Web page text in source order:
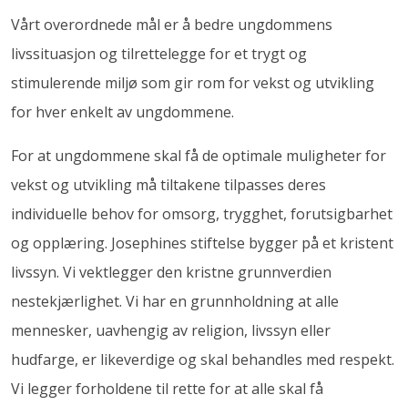
Vårt overordnede mål er å bedre ungdommens
livssituasjon og tilrettelegge for et trygt og
stimulerende miljø som gir rom for vekst og utvikling
for hver enkelt av ungdommene.
For at ungdommene skal få de optimale muligheter for
vekst og utvikling må tiltakene tilpasses deres
individuelle behov for omsorg, trygghet, forutsigbarhet
og opplæring. Josephines stiftelse bygger på et kristent
livssyn. Vi vektlegger den kristne grunnverdien
nestekjærlighet. Vi har en grunnholdning at alle
mennesker, uavhengig av religion, livssyn eller
hudfarge, er likeverdige og skal behandles med respekt.
Vi legger forholdene til rette for at alle skal få